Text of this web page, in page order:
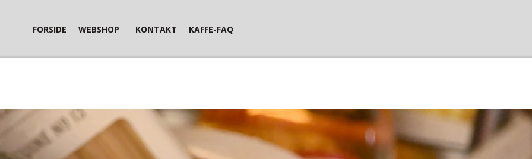
FORSIDE WEBSHOP KONTAKT KAFFE-FAQ